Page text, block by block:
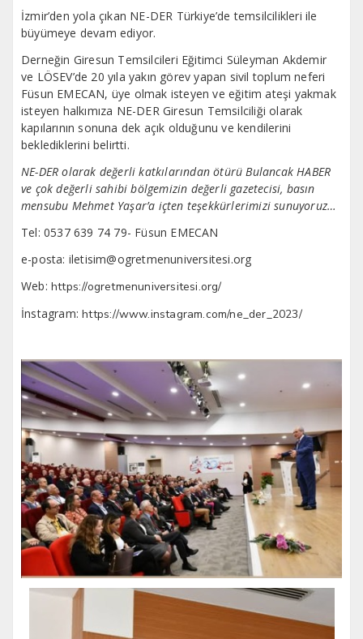
İzmir’den yola çıkan NE-DER Türkiye’de temsilcilikleri ile
büyümeye devam ediyor.
Derneğin Giresun Temsilcileri Eğitimci Süleyman Akdemir
ve LÖSEV’de 20 yıla yakın görev yapan sivil toplum neferi
Füsun EMECAN, üye olmak isteyen ve eğitim ateşi yakmak
isteyen halkımıza NE-DER Giresun Temsilciliği olarak
kapılarının sonuna dek açık olduğunu ve kendilerini
beklediklerini belirtti.
NE-DER olarak değerli katkılarından ötürü Bulancak HABER
ve çok değerli sahibi bölgemizin değerli gazetecisi, basın
mensubu Mehmet Yaşar’a içten teşekkürlerimizi sunuyoruz…
Tel: 0537 639 74 79- Füsun EMECAN
e-posta: iletisim@ogretmenuniversitesi.org
Web: https://ogretmenuniversitesi.org/
İnstagram:https://www.instagram.com/ne_der_2023/